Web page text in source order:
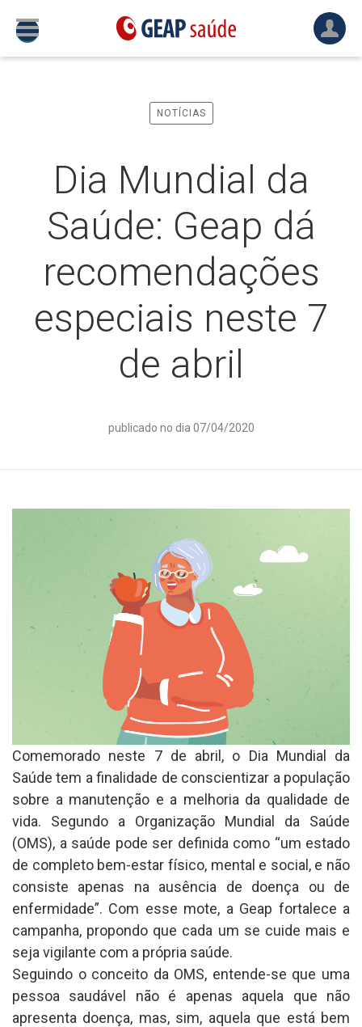
NOTÍCIAS
Dia Mundial da
Saúde: Geap dá
recomendações
especiais neste 7
de abril
publicado no dia 07/04/2020
Comemorado neste 7 de abril, o Dia Mundial da
Saúde tem a finalidade de conscientizar a população
sobre a manutenção e a melhoria da qualidade de
vida. Segundo a Organização Mundial da Saúde
(OMS), a saúde pode ser definida como “um estado
de completo bem-estar físico, mental e social, e não
consiste apenas na ausência de doença ou de
enfermidade”. Com esse mote, a Geap fortalece a
campanha, propondo que cada um se cuide mais e
seja vigilante com a própria saúde.
Seguindo o conceito da OMS, entende-se que uma
pessoa saudável não é apenas aquela que não
apresenta doença, mas, sim, aquela que está bem